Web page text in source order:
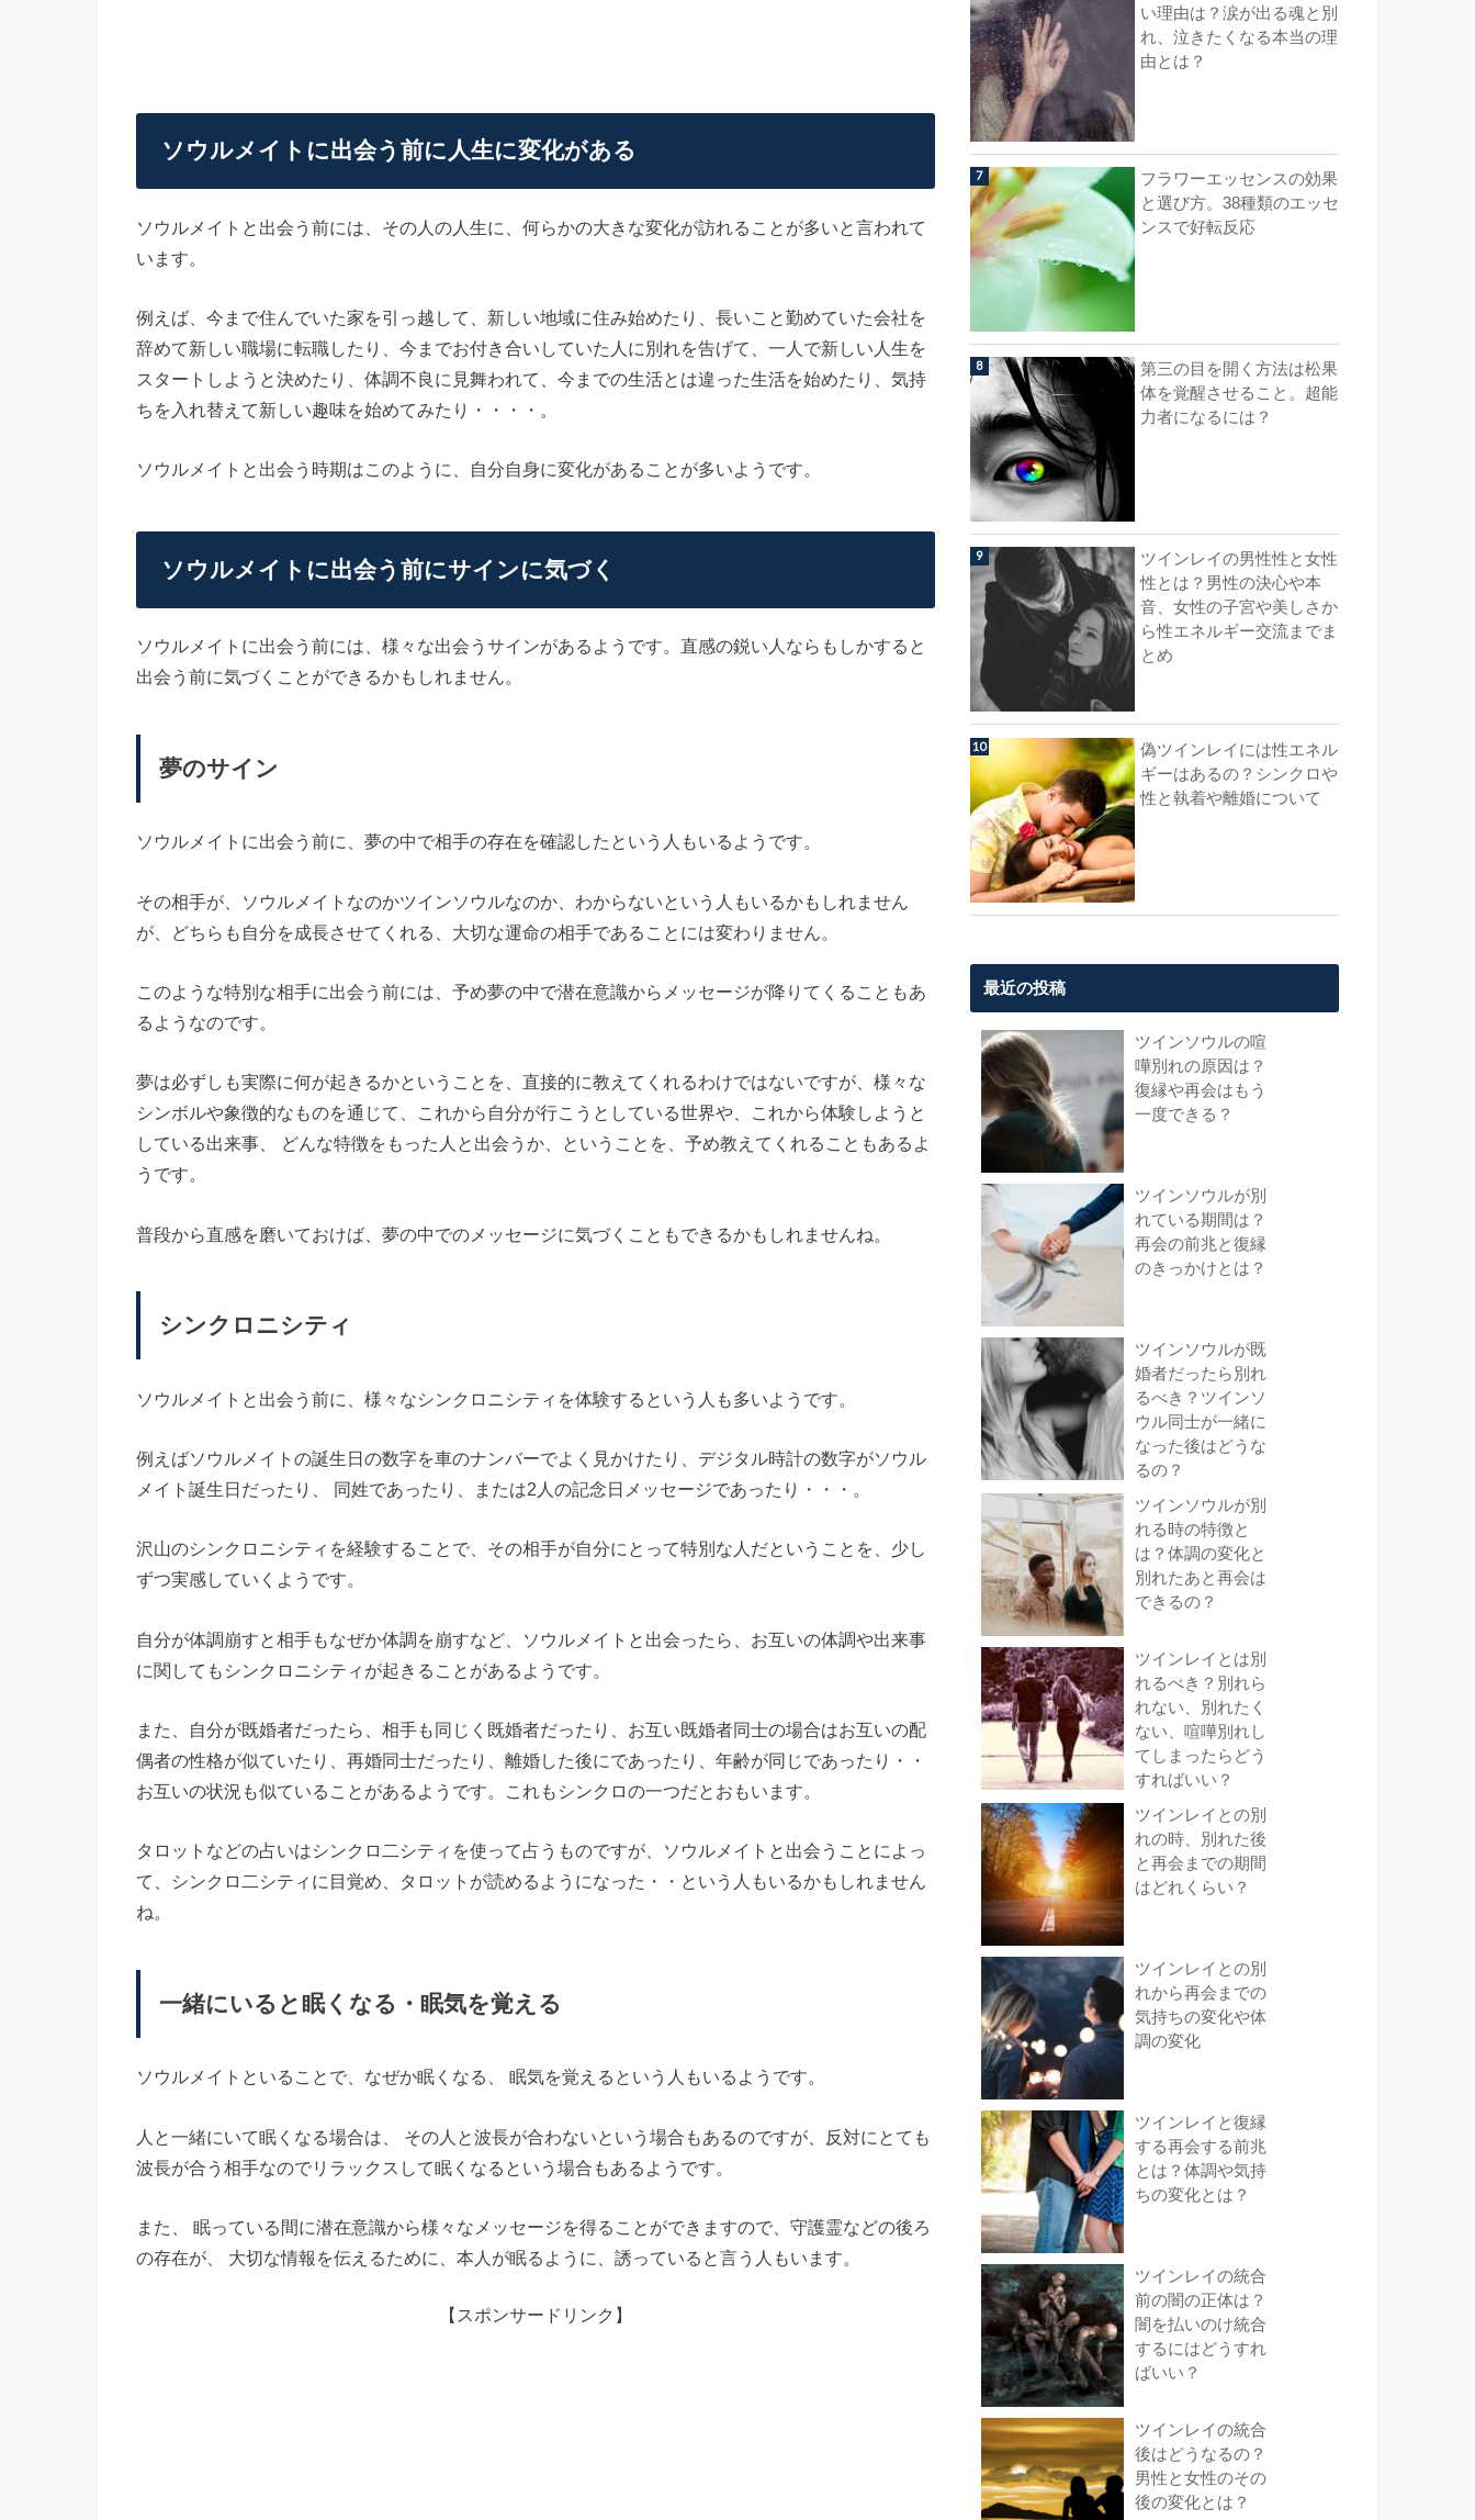
ソウルメイトに出会う前に人生に変化がある
ソウルメイトと出会う前には、その人の人生に、何らかの大きな変化が訪れることが多いと言われて
います。
例えば、今まで住んでいた家を引っ越して、新しい地域に住み始めたり、長いこと勤めていた会社を
辞めて新しい職場に転職したり、今までお付き合いしていた人に別れを告げて、一人で新しい人生を
スタートしようと決めたり、体調不良に見舞われて、今までの生活とは違った生活を始めたり、気持
ちを入れ替えて新しい趣味を始めてみたり・・・・。
ソウルメイトと出会う時期はこのように、自分自身に変化があることが多いようです。
ソウルメイトに出会う前にサインに気づく
ソウルメイトに出会う前には、様々な出会うサインがあるようです。直感の鋭い人ならもしかすると
出会う前に気づくことができるかもしれません。
夢のサイン
ソウルメイトに出会う前に、夢の中で相手の存在を確認したという人もいるようです。
その相手が、ソウルメイトなのかツインソウルなのか、わからないという人もいるかもしれません
が、どちらも自分を成長させてくれる、大切な運命の相手であることには変わりません。
このような特別な相手に出会う前には、予め夢の中で潜在意識からメッセージが降りてくることもあ
るようなのです。
夢は必ずしも実際に何が起きるかということを、直接的に教えてくれるわけではないですが、様々な
シンボルや象徴的なものを通じて、これから自分が行こうとしている世界や、これから体験しようと
している出来事、 どんな特徴をもった人と出会うか、ということを、予め教えてくれることもあるよ
うです。
普段から直感を磨いておけば、夢の中でのメッセージに気づくこともできるかもしれませんね。
シンクロニシティ
ソウルメイトと出会う前に、様々なシンクロニシティを体験するという人も多いようです。
例えばソウルメイトの誕生日の数字を車のナンバーでよく見かけたり、デジタル時計の数字がソウル
メイト誕生日だったり、 同姓であったり、または2人の記念日メッセージであったり・・・。
沢山のシンクロニシティを経験することで、その相手が自分にとって特別な人だということを、少し
ずつ実感していくようです。
自分が体調崩すと相手もなぜか体調を崩すなど、ソウルメイトと出会ったら、お互いの体調や出来事
に関してもシンクロニシティが起きることがあるようです。
また、自分が既婚者だったら、相手も同じく既婚者だったり、お互い既婚者同士の場合はお互いの配
偶者の性格が似ていたり、再婚同士だったり、離婚した後にであったり、年齢が同じであったり・・
お互いの状況も似ていることがあるようです。これもシンクロの一つだとおもいます。
タロットなどの占いはシンクロ二シティを使って占うものですが、ソウルメイトと出会うことによっ
て、シンクロ二シティに目覚め、タロットが読めるようになった・・という人もいるかもしれません
ね。
一緒にいると眠くなる・眠気を覚える
ソウルメイトといることで、なぜか眠くなる、 眠気を覚えるという人もいるようです。
人と一緒にいて眠くなる場合は、 その人と波長が合わないという場合もあるのですが、反対にとても
波長が合う相手なのでリラックスして眠くなるという場合もあるようです。
また、 眠っている間に潜在意識から様々なメッセージを得ることができますので、守護霊などの後ろ
の存在が、 大切な情報を伝えるために、本人が眠るように、誘っていると言う人もいます。
【スポンサードリンク】
い理由は？涙が出る魂と別
れ、泣きたくなる本当の理
由とは？
フラワーエッセンスの効果
と選び方。38種類のエッセ
ンスで好転反応
第三の目を開く方法は松果
体を覚醒させること。超能
力者になるには？
ツインレイの男性性と女性
性とは？男性の決心や本
音、女性の子宮や美しさか
ら性エネルギー交流までま
とめ
偽ツインレイには性エネル
ギーはあるの？シンクロや
性と執着や離婚について
最近の投稿
ツインソウルの喧
嘩別れの原因は？
復縁や再会はもう
一度できる？
ツインソウルが別
れている期間は？
再会の前兆と復縁
のきっかけとは？
ツインソウルが既
婚者だったら別れ
るべき？ツインソ
ウル同士が一緒に
なった後はどうな
るの？
ツインソウルが別
れる時の特徴と
は？体調の変化と
別れたあと再会は
できるの？
ツインレイとは別
れるべき？別れら
れない、別れたく
ない、喧嘩別れし
てしまったらどう
すればいい？
ツインレイとの別
れの時、別れた後
と再会までの期間
はどれくらい？
ツインレイとの別
れから再会までの
気持ちの変化や体
調の変化
ツインレイと復縁
する再会する前兆
とは？体調や気持
ちの変化とは？
ツインレイの統合
前の闇の正体は？
闇を払いのけ統合
するにはどうすれ
ばいい？
ツインレイの統合
後はどうなるの？
男性と女性のその
後の変化とは？